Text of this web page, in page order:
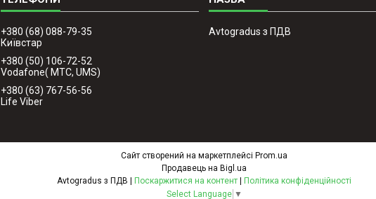
+380 (68) 088-79-35
Київстар
+380 (50) 106-72-52
Vodafone( МТС, UMS)
+380 (63) 767-56-56
Life Viber
Avtogradus з ПДВ
Сайт створений на маркетплейсі Prom.ua
Продавець на Bigl.ua
Поскаржитися на контент
Політика конфіденційності
Select Language ▼